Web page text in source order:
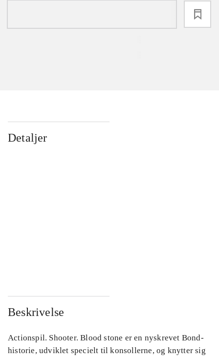
Detaljer
Beskrivelse
Actionspil. Shooter. Blood stone er en nyskrevet Bond-
historie, udviklet specielt til konsollerne, og knytter sig